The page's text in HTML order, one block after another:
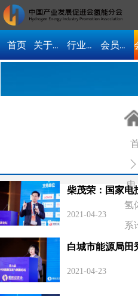
首页 关于我们 行业资讯 会员单位
ꄲ
电
氢
系
坛
柴茂荣：国家电
与燃料电池技术
2021-04-23
白城市能源局田
打造东北振兴新
2021-04-23
会议